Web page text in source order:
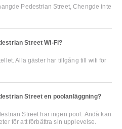
Pedestrian Street, Chengde inte
Street Wi-Fi?
Alla gäster har tillgång till wifi för
Street en poolanläggning?
Street har ingen pool. Ändå kan
för att förbättra sin upplevelse.